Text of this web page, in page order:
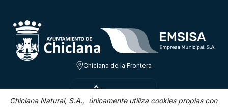
Chiclana de la Frontera
DOM 9 AGO
21.6ºC
Chiclana Natural, S.A., únicamente utiliza cookies propias con